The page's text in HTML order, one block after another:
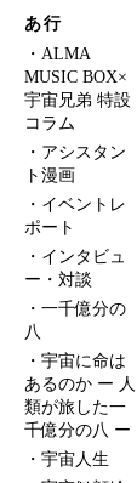
あ行
ALMA
MUSIC BOX×
宇宙兄弟 特設
コラム
アシスタン
ト漫画
イベントレ
ポート
インタビュ
ー・対談
一千億分の
八
宇宙に命は
あるのか ー 人
類が旅した一
千億分の八 ー
宇宙人生